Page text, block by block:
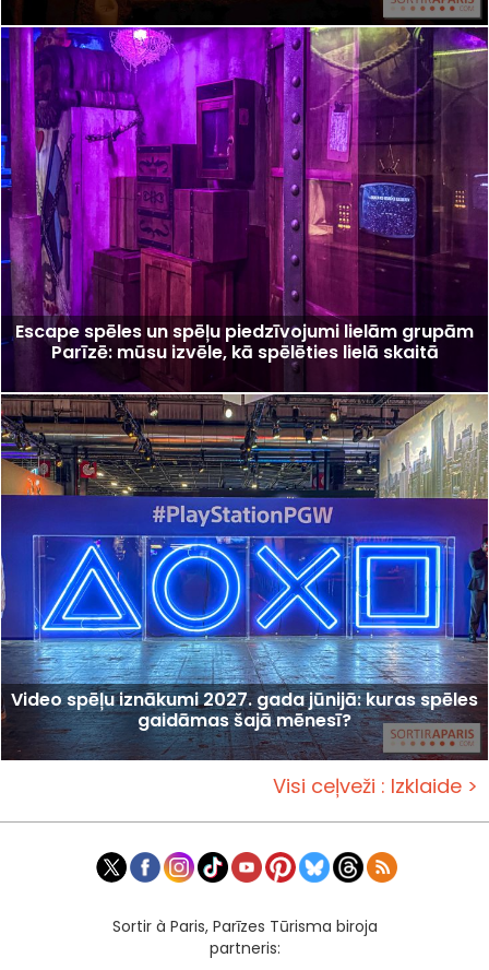
Escape spēles un spēļu piedzīvojumi lielām grupām
Parīzē: mūsu izvēle, kā spēlēties lielā skaitā
Video spēļu iznākumi 2027. gada jūnijā: kuras spēles
gaidāmas šajā mēnesī?
Visi ceļveži : Izklaide >
Sortir à Paris, Parīzes Tūrisma biroja
partneris: